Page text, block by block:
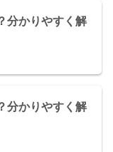
分かりやすく解
分かりやすく解